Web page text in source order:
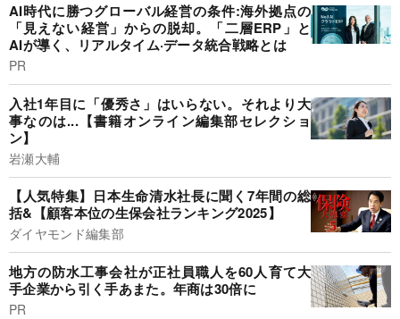
AI時代に勝つグローバル経営の条件:海外拠点の
「見えない経営」からの脱却。「二層ERP」と
AIが導く、リアルタイム·データ統合戦略とは
PR
入社1年目に「優秀さ」はいらない。それより大
事なのは...【書籍オンライン編集部セレクショ
ン】
岩瀬大輔
【人気特集】日本生命清水社長に聞く7年間の総
括&【顧客本位の生保会社ランキング2025】
ダイヤモンド編集部
地方の防水工事会社が正社員職人を60人育て大
手企業から引く手あまた。年商は30倍に
PR